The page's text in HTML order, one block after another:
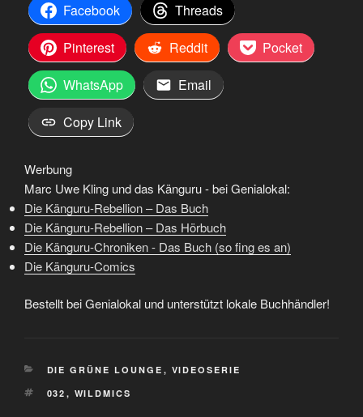
Facebook
Threads
Pinterest
Reddit
Pocket
WhatsApp
Email
Copy Link
Werbung
Marc Uwe Kling und das Känguru - bei Genialokal:
Die Känguru-Rebellion – Das Buch
Die Känguru-Rebellion – Das Hörbuch
Die Känguru-Chroniken - Das Buch (so fing es an)
Die Känguru-Comics
Bestellt bei Genialokal und unterstützt lokale Buchhändler!
KATEGORIEN
DIE GRÜNE LOUNGE , VIDEOSERIE
SCHLAGWÖRTER
032 , WILDMICS